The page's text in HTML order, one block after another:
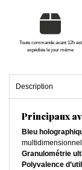
Toute commande avant 12h est
expédiée le jour même
Description
Principaux
Bleu
multidimensionnel
Granulométrie
Polyvalence